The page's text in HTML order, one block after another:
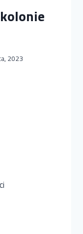
2023